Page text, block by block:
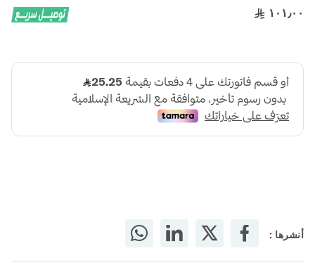
١٠١٫٠٠
أنشرها :